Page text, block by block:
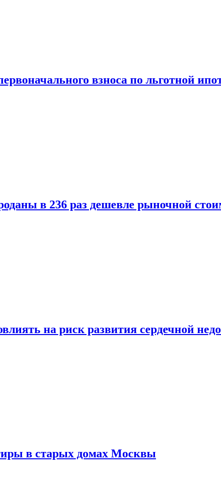
взноса по льготной
в 236 раз дешевле рыночной
на риск развития сердечной
в старых домах Москвы